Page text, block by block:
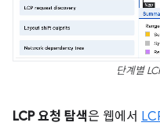
단계별
LCP 요청 탐색은 웹에서